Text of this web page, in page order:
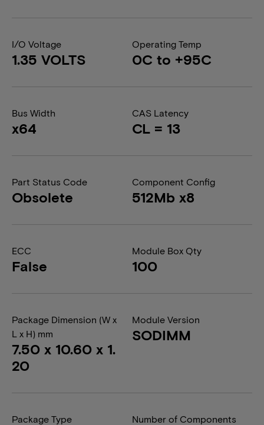
I/O Voltage
1.35 VOLTS
Operating Temp
0C to +95C
Bus Width
x64
CAS Latency
CL = 13
Part Status Code
Obsolete
Component Config
512Mb x8
ECC
False
Module Box Qty
100
Package Dimension (W x
L x H) mm
7.50 x 10.60 x 1.
20
Module Version
SODIMM
Package Type Number of Components